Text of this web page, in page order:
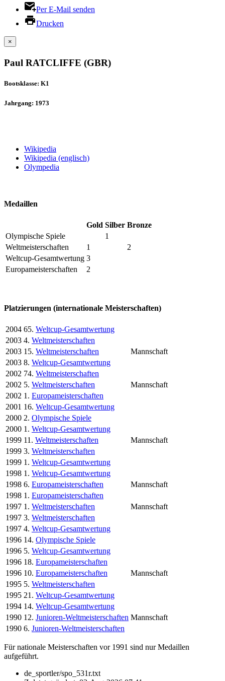
Per E-Mail senden
Drucken
×
Paul RATCLIFFE (GBR)
Bootsklasse: K1
Jahrgang: 1973
Wikipedia
Wikipedia (englisch)
Olympedia
Medaillen
Gold Silber Bronze
Olympische Spiele
1
Weltmeisterschaften
1
2
Weltcup-Gesamtwertung 3
Europameisterschaften
2
Platzierungen (internationale Meisterschaften)
2004 65. Weltcup-Gesamtwertung
2003 4. Weltmeisterschaften
2003 15. Weltmeisterschaften
Mannschaft
2003 8. Weltcup-Gesamtwertung
2002 74. Weltmeisterschaften
2002 5. Weltmeisterschaften
Mannschaft
2002 1. Europameisterschaften
2001 16. Weltcup-Gesamtwertung
2000 2. Olympische Spiele
2000 1. Weltcup-Gesamtwertung
1999 11. Weltmeisterschaften
Mannschaft
1999 3. Weltmeisterschaften
1999 1. Weltcup-Gesamtwertung
1998 1. Weltcup-Gesamtwertung
1998 6. Europameisterschaften
Mannschaft
1998 1. Europameisterschaften
1997 1. Weltmeisterschaften
Mannschaft
1997 3. Weltmeisterschaften
1997 4. Weltcup-Gesamtwertung
1996 14. Olympische Spiele
1996 5. Weltcup-Gesamtwertung
1996 18. Europameisterschaften
1996 10. Europameisterschaften
Mannschaft
1995 5. Weltmeisterschaften
1995 21. Weltcup-Gesamtwertung
1994 14. Weltcup-Gesamtwertung
1990 12. Junioren-Weltmeisterschaften Mannschaft
1990 6. Junioren-Weltmeisterschaften
Für nationale Meisterschaften vor 1991 sind nur Medaillen
aufgeführt.
de_sportler/spo_531r.txt